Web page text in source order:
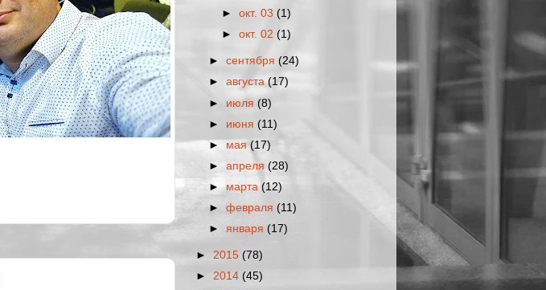
► окт. 03 (1)
► окт. 02 (1)
► сентября (24)
► августа (17)
► июля (8)
► июня (11)
► мая (17)
► апреля (28)
►марта (12)
► февраля (11)
► января (17)
► 2015 (78)
► 2014 (45)